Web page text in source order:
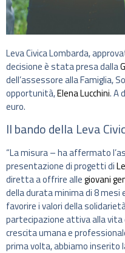
Leva Civica Lombarda,
decisione è stata presa dalla
dell’assessore alla Famiglia,
opportunità,Elena Lucchini. A
euro.
Il bando della Leva
“La misura – ha affermato
presentazione di progetti di
diretta a offrire allegiovani
della durata minima di 8 mesi
favorire i valori della
partecipazione attiva alla vita
crescita umana e
prima volta, abbiamo inserito